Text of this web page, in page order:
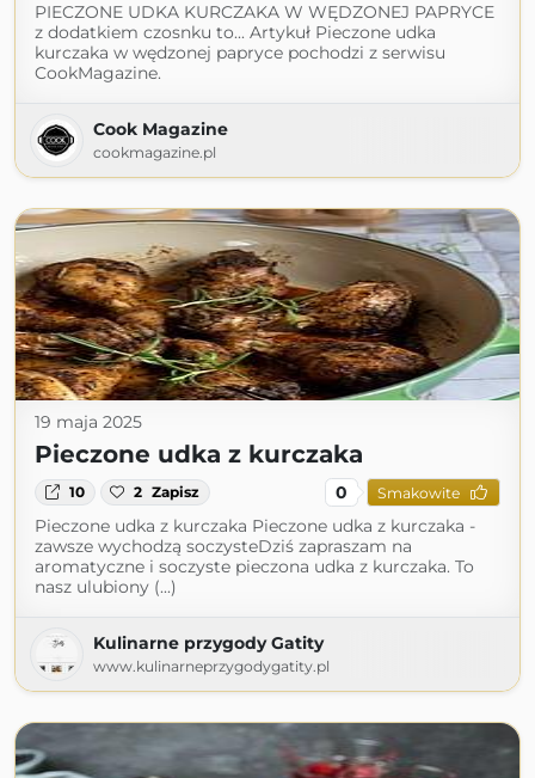
PIECZONE UDKA KURCZAKA W WĘDZONEJ PAPRYCE
z dodatkiem czosnku to... Artykuł Pieczone udka
kurczaka w wędzonej papryce pochodzi z serwisu
CookMagazine.
Cook Magazine
cookmagazine.pl
19 maja 2025
Pieczone udka z kurczaka
10 2 Zapisz 0 Smakowite
Pieczone udka z kurczaka Pieczone udka z kurczaka -
zawsze wychodzą soczysteDziś zapraszam na
aromatyczne i soczyste pieczona udka z kurczaka. To
nasz ulubiony (...)
Kulinarne przygody Gatity
www.kulinarneprzygodygatity.pl